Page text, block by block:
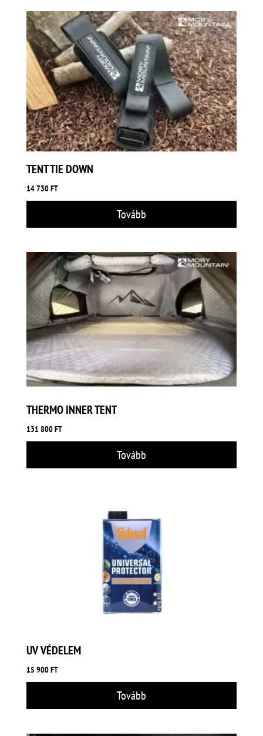
TENT TIE DOWN
14 730FT
Tovább
THERMO INNER TENT
131 800FT
Tovább
UV VÉDELEM
15 900FT
Tovább